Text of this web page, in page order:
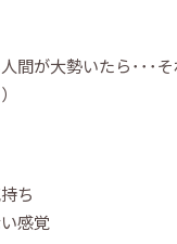
人間が大勢いたら･･･
ち
感覚